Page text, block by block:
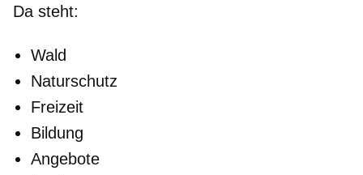
Da steht:
Wald
Naturschutz
Freizeit
Bildung
Angebote